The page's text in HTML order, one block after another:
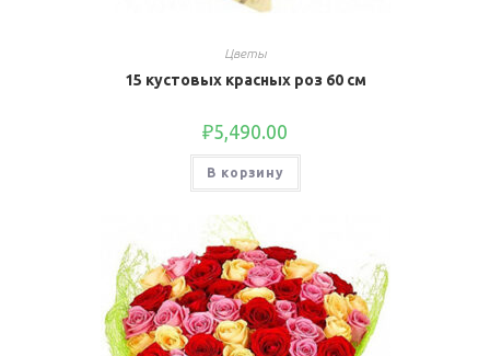
Цветы
15 кустовых красных роз 60 см
₽5,490.00
В корзину